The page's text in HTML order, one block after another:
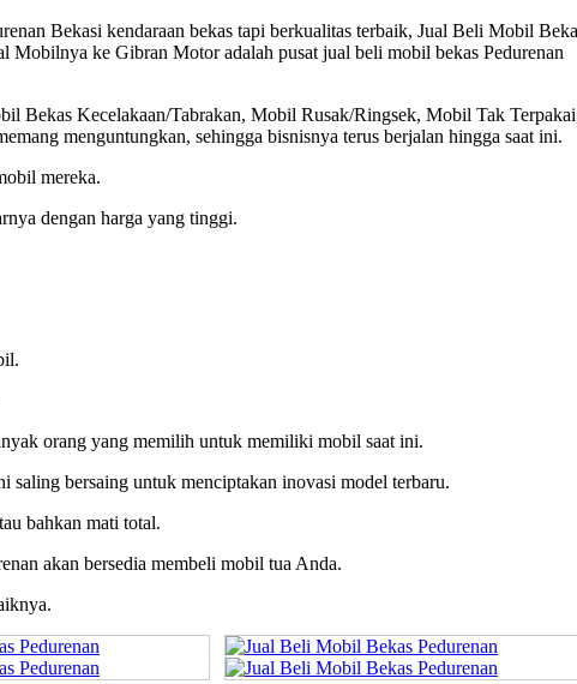
Bekasi kendaraan bekas tapi berkualitas terbaik, Jual Beli Mobil
Mobilnya ke Gibran Motor adalah pusat jual beli mobil bekas Pedurenan
Bekas Kecelakaan/Tabrakan, Mobil Rusak/Ringsek, Mobil Tak
menguntungkan, sehingga bisnisnya terus berjalan hingga saat ini.
mereka.
dengan harga yang tinggi.
orang yang memilih untuk memiliki mobil saat ini.
saling bersaing untuk menciptakan inovasi model terbaru.
bahkan mati total.
akan bersedia membeli mobil tua Anda.